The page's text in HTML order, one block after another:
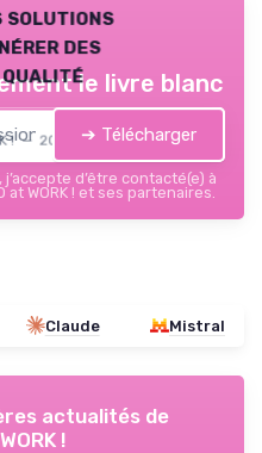
solutions
des
qualité
! — 2026
le livre blanc
➔ Télécharger
d’être contacté(e) à
WORK ! et ses partenaires.
Claude Mistral
actualités de
!